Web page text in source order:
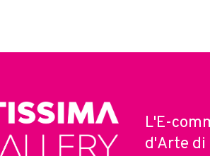
L'E-
d'Arte di